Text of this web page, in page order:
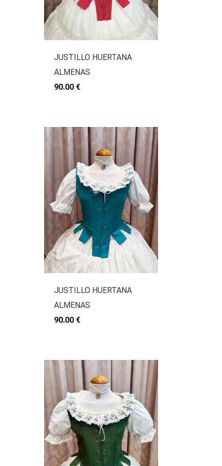
JUSTILLO HUERTANA
ALMENAS
90.00 €
JUSTILLO HUERTANA
ALMENAS
90.00 €